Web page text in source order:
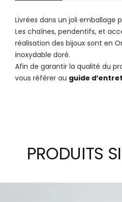
Livrées dans un joli emballage
Les chaînes, pendentifs, et
réalisation des bijoux sont en
inoxydable doré.
Afin de garantir la qualité du
vous référer au guide
PRODUITS